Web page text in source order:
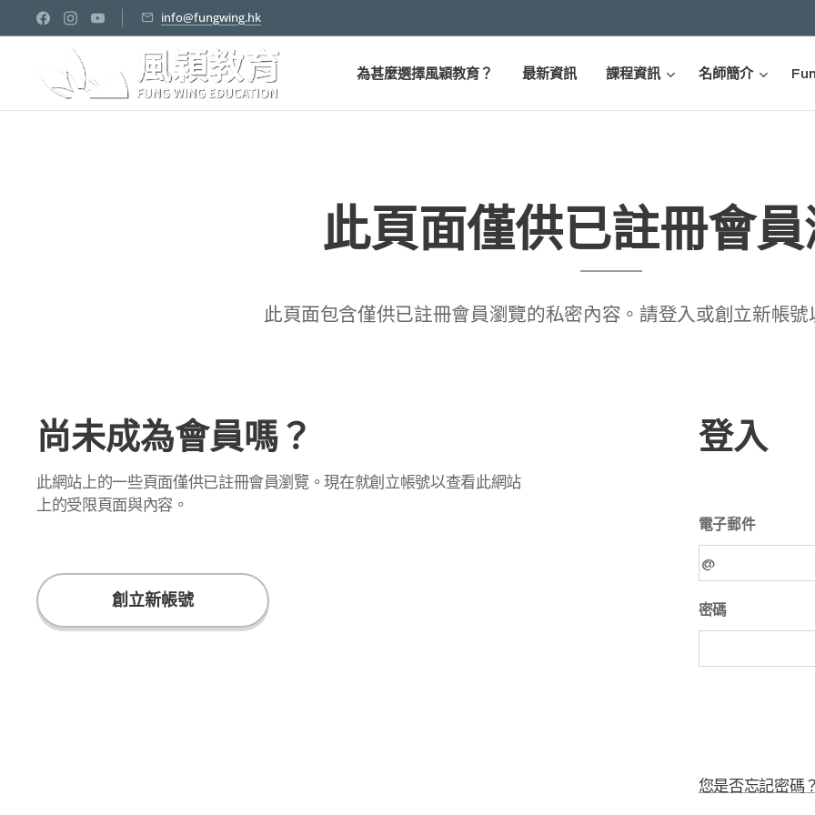
info@fungwing.hk
為甚麼選擇風穎教育？ 最新資訊 課程資訊 名師簡介
此頁面僅供已註冊會
此頁面包含僅供已註冊會員瀏覽的私密內容。請登入或創立新帳
尚未成為會員嗎？
此網站上的一些頁面僅供已註冊會員瀏覽。現在就創立帳號以查看此網站
上的受限頁面與內容。
創立新帳號
登入
電子郵件
密碼
您是否忘記密碼